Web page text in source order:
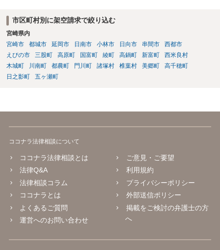
いますので個別に確認いただく必要がありますが、そもそも回収でき
るかどうかが問題になり得る事案であり、被害額の規模からみると、
仮に回収できたとしても弁護士費用を差し引いた実質回収分はかなり
少なくなる可能性もあるように思います。
市区町村別に架空請求で絞り込む
宮崎県内
宮崎市
都城市 延岡市 日南市 小林市 日向市 串間市
西都市
えびの市
三股町 高原町 国富町 綾町 高鍋町 新富町
西米良村
木城町
川南町 都農町 門川町 諸塚村 椎葉村 美郷町
高千穂町
日之影町
五ヶ瀬町
ココナラ法律相談について
ココナラ法律相談とは
法律Q&A
法律相談コラム
ココナラとは
よくあるご質問
運営へのお問い合わせ
ご意見・ご要望
利用規約
プライバシーポリシー
外部送信ポリシー
掲載をご検討の弁護士の方
へ